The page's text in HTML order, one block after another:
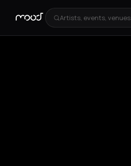
Artists, events, venues...